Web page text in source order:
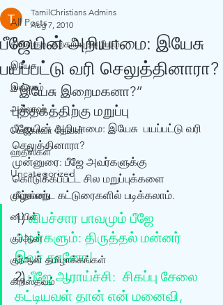
All Posts
கிறிஸ்தவ தற்காப்பு ஊழியம்
இயேசு
இஸ்லாம்
அல்லாஹ்
யெகோவா தேவன்
ஹதீஸ்கள்
Uncategorized
முஹம்மது
பைபிள்
குர்‍ஆன்
குர்‍ஆன் தமிழாக்கங்கள்
கிறிஸ்தவம்
பீஜேயின் அறியாமை: இயேசு
பயப்பட்டு வரி செலுத்தினாரா?
TamilChristians Admins
Aug 7, 2010
“இயேசு இறைமகனா?”
புத்தகத்திற்கு மறுப்பு
பீஜேயின் அறியாமை: இயேசு  பயப்பட்டு வரி
செலுத்தினாரா?
முன்னுரை: பீஜே அவர்களுக்கு
கொடுக்கப்பட்ட சில மறுப்புக்களை
கீழ்கண்ட கட்டுரைகளில் படிக்கலாம்.
1) விபச்சார பாவமும் பீஜே
அவர்களும்: திருத்தல் மன்னர்
இவர் தானோ!
2) பீஜே ஆராய்ச்சி:  சிகப்பு சேலை
கட்டியவள் தான் என் மனைவி,